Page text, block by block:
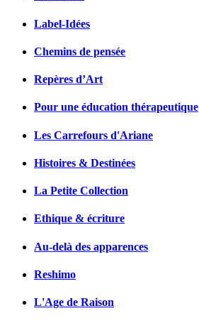
Label-Idées
Chemins de pensée
Repères d’Art
Pour une éducation thérapeutique
Les Carrefours d'Ariane
Histoires & Destinées
La Petite Collection
Ethique & écriture
Au-delà des apparences
Reshimo
L'Age de Raison